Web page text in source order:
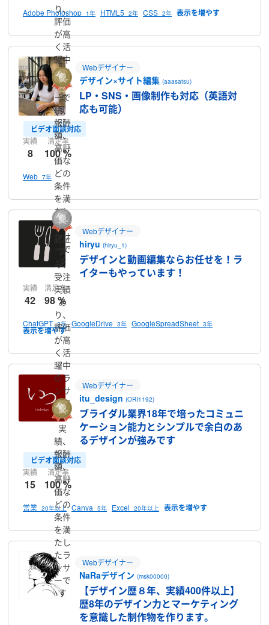
Adobe Photoshop 1年 HTML5 2年 CSS 2年
り、
評価
が高
く活
躍中
のラ
ンサ
ーで
す
Webデザイナー
デザイン×サイト編集(aaasatsu)
LP・SNS・画像制作も対応（英語対
応も可能）
ビデオ面談対応
実績
8
満足率
100 %
Web 7年
実
績、
報酬
額、
高評
価な
どの
条件
を満
たし
たラ
ンサ
ーで
す
Webデザイナー
hiryu(hiryu_1)
デザインと動画編集ならお任せを！ラ
イターもやっています！
実績
42
満足率
98 %
ChatGPT 2年 GoogleDrive 3年 GoogleSpreadSheet 3年
認証
済
み、
受注
実績
あ
り、
評価
が高
く活
躍中
のラ
ンサ
ーで
す
Webデザイナー
itu_design(ORI1192)
ブライダル業界18年で培ったコミュニ
ケーション能力とシンプルで余白のあ
るデザインが強みです
ビデオ面談対応
実績
15
満足率
100 %
営業 20年以上 Canva 5年 Excel 20年以上
実
績、
報酬
額、
高評
価な
どの
条件
を満
たし
たラ
ンサ
ーで
す
Webデザイナー
NaRaデザイン(msk00000)
【デザイン歴８年、実績400件以上】
歴8年のデザイン力とマーケティング
を意識した制作物を作ります。